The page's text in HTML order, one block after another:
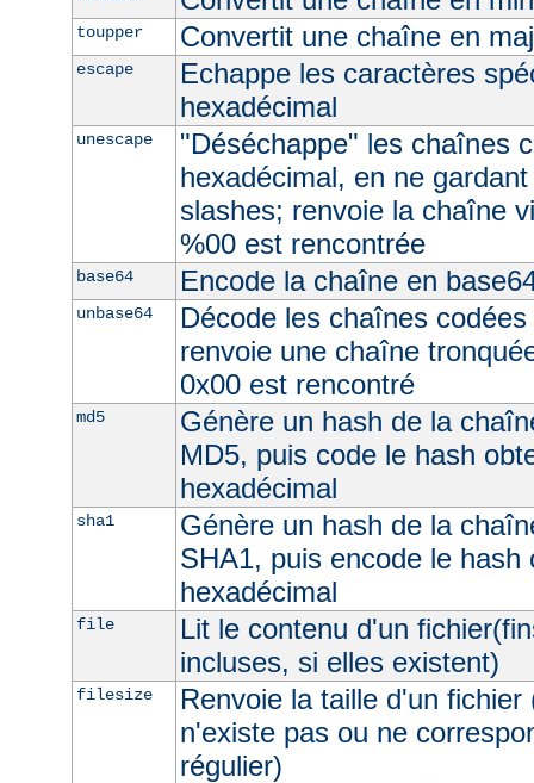
toupper Convertit une chaîne en
escape
Echappe les caractères
hexadécimal
unescape
"Déséchappe" les chaînes
hexadécimal, en ne
slashes; renvoie la chaîne
%00 est rencontrée
base64 Encode la chaîne en
unbase64
Décode les chaînes
renvoie une chaîne
0x00 est rencontré
md5
Génère un hash de la
MD5, puis code le hash
hexadécimal
sha1
Génère un hash de la
SHA1, puis encode le hash
hexadécimal
file
Lit le contenu d'un
incluses, si elles existent)
filesize
Renvoie la taille d'un
n'existe pas ou ne
régulier)